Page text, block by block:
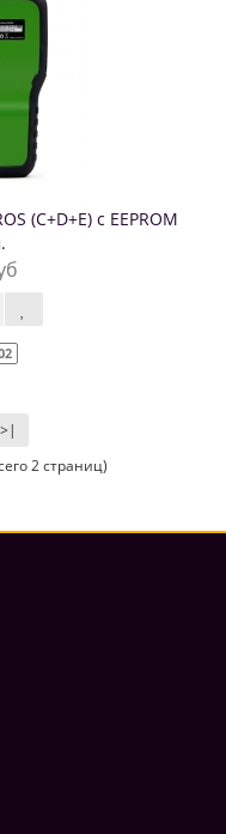
(C+D+E) с EEPROM
>|
2 страниц)